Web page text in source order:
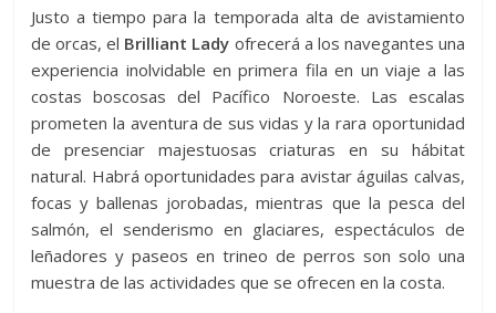
Justo a tiempo para la temporada alta de avistamiento
de orcas, el Brilliant Lady ofrecerá a los navegantes una
experiencia inolvidable en primera fila en un viaje a las
costas boscosas del Pacífico Noroeste. Las escalas
prometen la aventura de sus vidas y la rara oportunidad
de presenciar majestuosas criaturas en su hábitat
natural. Habrá oportunidades para avistar águilas calvas,
focas y ballenas jorobadas, mientras que la pesca del
salmón, el senderismo en glaciares, espectáculos de
leñadores y paseos en trineo de perros son solo una
muestra de las actividades que se ofrecen en la costa.